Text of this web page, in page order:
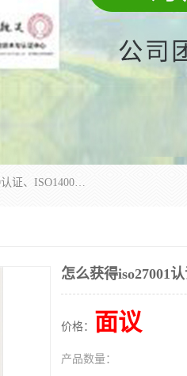
杭州贝安企业管理有限公司主营：ISO9000、ISO9000认证、ISO9001认证、ISO14000认证、ISO14001认证等系列企业认证服务。
怎么获得iso27001
价格： 面议
产品数量：